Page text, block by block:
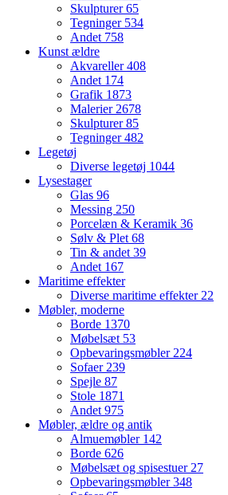
Skulpturer65
Tegninger 534
Andet 758
Kunst ældre
Akvareller408
Andet 174
Grafik 1873
Malerier2678
Skulpturer85
Tegninger482
Legetøj
Diverse legetøj 1044
Lysestager
Glas 96
Messing 250
Porcelæn & Keramik 36
Sølv & Plet68
Tin & andet39
Andet 167
Maritime effekter
Diverse maritime effekter22
Møbler, moderne
Borde 1370
Møbelsæt 53
Opbevaringsmøbler224
Sofaer239
Spejle 87
Stole 1871
Andet975
Møbler, ældre og antik
Almuemøbler 142
Borde 626
Møbelsæt og spisestuer27
Opbevaringsmøbler348